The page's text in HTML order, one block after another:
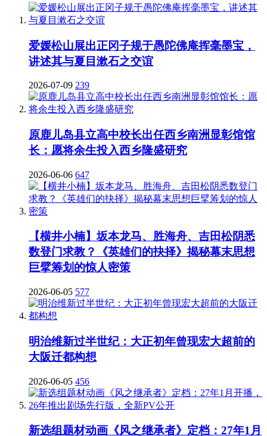
爱媛松山展出正冈子规于愚陀佛庵挥毫墨宝，
讲述其与夏目漱石之交谊
2026-07-09 239
原鹿儿岛县立高中校长出任西乡南洲显彰馆馆
长：愿将余生投入西乡隆盛研究
2026-06-06 647
【横井小楠】坂本龙马、胜海舟、吉田松阴悉
数登门求教？《英雄们的抉择》揭秘幕末思想
巨擘筹划的惊人密策
2026-06-05 577
明治维新过半世纪：大正初年曾现宏大超前的
大阪迁都构想
2026-06-05 456
新选组题材动画《风之继承者》定档：27年1月